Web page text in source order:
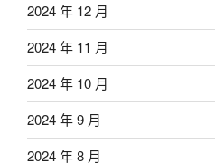
2024 年 12 月
2024 年 11 月
2024 年 10 月
2024 年 9 月
2024 年 8 月